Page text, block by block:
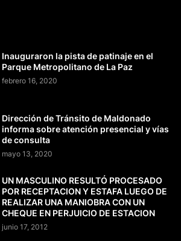
Inauguraron la pista de patinaje en el
Parque Metropolitano de La Paz
febrero 16, 2020
Dirección de Tránsito de Maldonado
informa sobre atención presencial y vías
de consulta
mayo 13, 2020
UN MASCULINO RESULTÓ PROCESADO
POR RECEPTACION Y ESTAFA LUEGO DE
REALIZAR UNA MANIOBRA CON UN
CHEQUE EN PERJUICIO DE ESTACION
junio 17, 2012